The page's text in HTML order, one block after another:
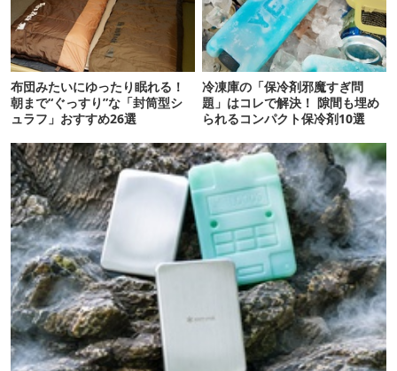
布団みたいにゆったり眠れる！
朝まで“ぐっすり”な「封筒型シ
ュラフ」おすすめ26選
冷凍庫の「保冷剤邪魔すぎ問
題」はコレで解決！ 隙間も埋め
られるコンパクト保冷剤10選